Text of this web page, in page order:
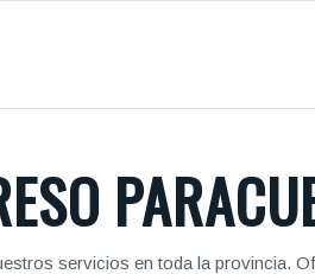
servicios en toda la provincia.